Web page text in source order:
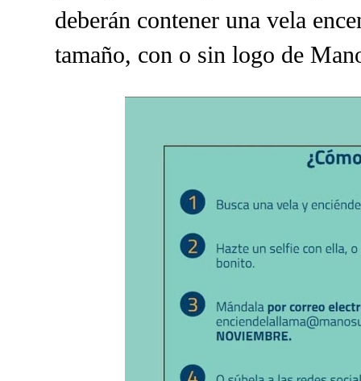
deberán contener una vela
tamaño, con o sin logo de